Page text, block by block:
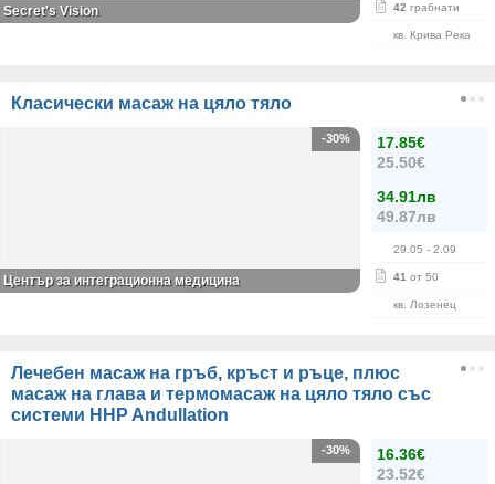
42 грабнати
кв. Крива Река
Secret's Vision
Класически масаж на цяло тяло
17.85€
25.50€
34.91лв
49.87лв
29.05 - 2.09
41 от 50
кв. Лозенец
-30%
Център за интеграционна медицина
Лечебен масаж на гръб, кръст и ръце, плюс
масаж на глава и термомасаж на цяло тяло със
системи HHP Andullation
16.36€
23.52€
-30%